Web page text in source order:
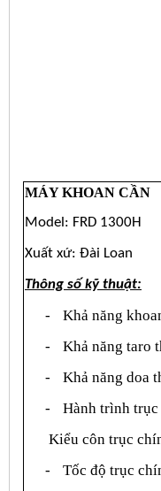
MÁY KHOAN CẦN
Model: FRD 1300H
Xuất xứ: Đài Loan
Thông số kỹ thuật:
-
Khả năng
-
Khả năng taro
-
Khả năng doa
-
Hành trình
Kiểu côn trục
-
Tốc độ trục